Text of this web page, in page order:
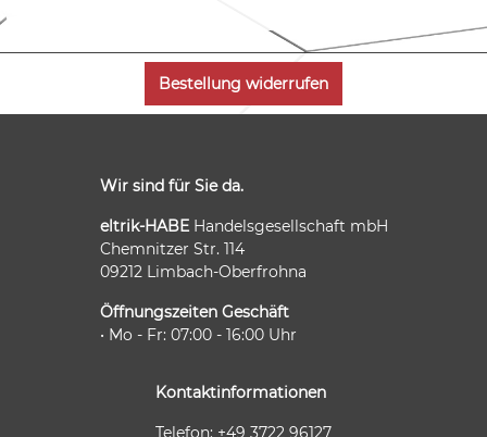
Bestellung widerrufen
Wir sind für Sie da.
eltrik-HABEHandelsgesellschaft mbH
Chemnitzer Str. 114
09212 Limbach-Oberfrohna
Öffnungszeiten Geschäft
• Mo - Fr: 07:00 - 16:00 Uhr
Kontaktinformationen
Telefon: +49 3722 96127